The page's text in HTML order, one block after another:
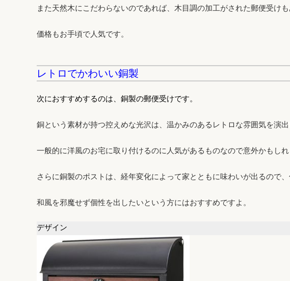
また天然木にこだわらないのであれば、木目調の加工がされた郵便受けも
価格もお手頃で人気です。
レトロでかわいい銅製
次におすすめするのは、銅製の郵便受けです。
銅という素材が持つ控えめな光沢は、温かみのあるレトロな雰囲気を演出
一般的に洋風のお宅に取り付けるのに人気があるものなので意外かもし
さらに銅製のポストは、経年変化によって家とともに味わいが出るので
和風を邪魔せず個性を出したいという方にはおすすめですよ。
デザイン